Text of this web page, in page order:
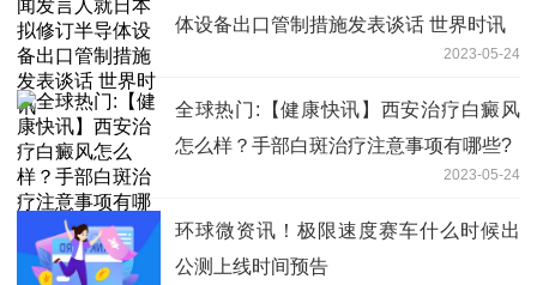
体设备出口管制措施发表谈话 世界时讯
2023-05-24
全球热门:【健康快讯】西安治疗白癜风
怎么样？手部白斑治疗注意事项有哪些?
2023-05-24
环球微资讯！极限速度赛车什么时候出
公测上线时间预告